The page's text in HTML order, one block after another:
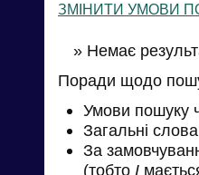
ЗМІНИТИ УМОВИ
» Немає
Поради щодо
Умови пошуку
Загальні
За
(тобто І